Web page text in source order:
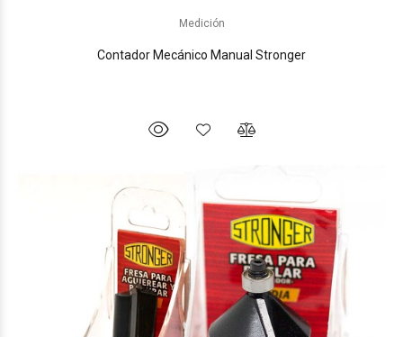
Medición
Contador Mecánico Manual Stronger